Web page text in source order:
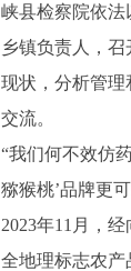
峡县检察院依
乡镇负责人，
现状，分析管
交流。
“我们何不效仿
猕猴桃’品牌更
2023年11月，
全地理标志农产